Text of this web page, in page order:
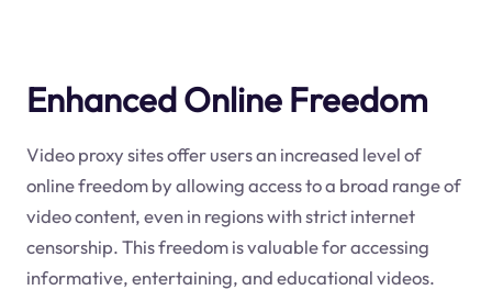
Enhanced Online Freedom
Video proxy sites offer users an increased level of
online freedom by allowing access to a broad range of
video content, even in regions with strict internet
censorship. This freedom is valuable for accessing
informative, entertaining, and educational videos.